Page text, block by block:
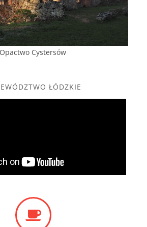
Opactwo Cystersów
ŁÓDZKIE